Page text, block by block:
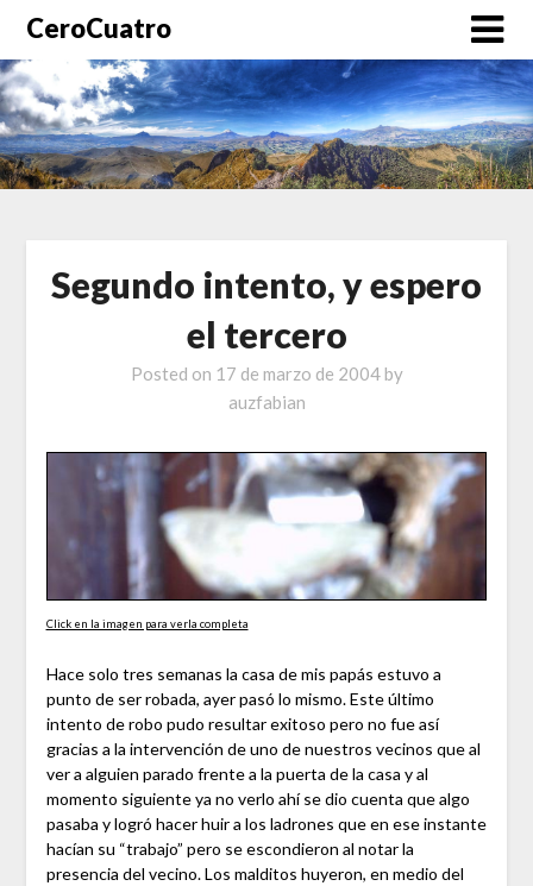
CeroCuatro
Segundo intento, y espero
el tercero
Posted on 17 de marzo de 2004by
auzfabian
Click en la imagen para verla completa
Hace solo tres semanas la casa de mis papás estuvo a
punto de ser robada, ayer pasó lo mismo. Este último
intento de robo pudo resultar exitoso pero no fue así
gracias a la intervención de uno de nuestros vecinos que al
ver a alguien parado frente a la puerta de la casa y al
momento siguiente ya no verlo ahí se dio cuenta que algo
pasaba y logró hacer huir a los ladrones que en ese instante
hacían su “trabajo” pero se escondieron al notar la
presencia del vecino. Los malditos huyeron, en medio del